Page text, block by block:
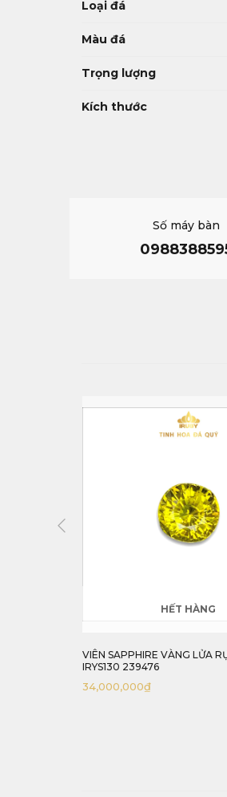
Loại đá
Màu đá
Trọng lượng
Kích thước
Số máy bàn
HẾT HÀNG
VIÊN SAPPHIRE VÀNG LỬA
IRYS130 239476
34,000,000₫